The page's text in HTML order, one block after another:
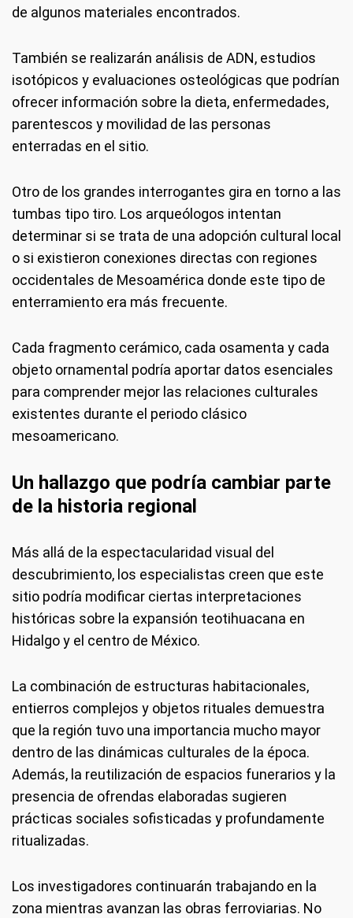
de algunos materiales encontrados.
También se realizarán análisis de ADN, estudios
isotópicos y evaluaciones osteológicas que podrían
ofrecer información sobre la dieta, enfermedades,
parentescos y movilidad de las personas
enterradas en el sitio.
Otro de los grandes interrogantes gira en torno a las
tumbas tipo tiro. Los arqueólogos intentan
determinar si se trata de una adopción cultural local
o si existieron conexiones directas con regiones
occidentales de Mesoamérica donde este tipo de
enterramiento era más frecuente.
Cada fragmento cerámico, cada osamenta y cada
objeto ornamental podría aportar datos esenciales
para comprender mejor las relaciones culturales
existentes durante el periodo clásico
mesoamericano.
Un hallazgo que podría cambiar parte
de la historia regional
Más allá de la espectacularidad visual del
descubrimiento, los especialistas creen que este
sitio podría modificar ciertas interpretaciones
históricas sobre la expansión teotihuacana en
Hidalgo y el centro de México.
La combinación de estructuras habitacionales,
entierros complejos y objetos rituales demuestra
que la región tuvo una importancia mucho mayor
dentro de las dinámicas culturales de la época.
Además, la reutilización de espacios funerarios y la
presencia de ofrendas elaboradas sugieren
prácticas sociales sofisticadas y profundamente
ritualizadas.
Los investigadores continuarán trabajando en la
zona mientras avanzan las obras ferroviarias. No